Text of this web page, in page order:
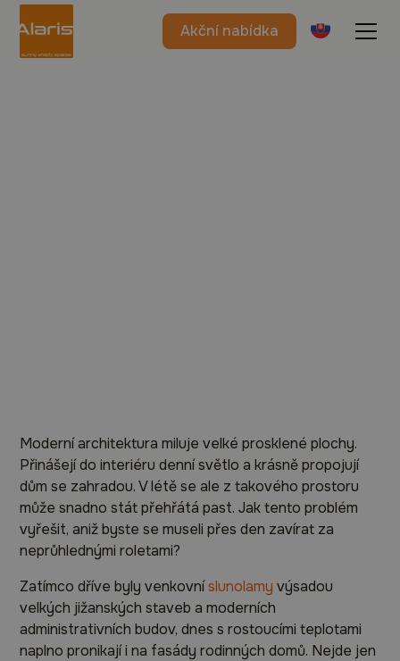
Akční nabídka
Moderní architektura miluje velké prosklené plochy.
Přinášejí do interiéru denní světlo a krásně propojují
dům se zahradou. V létě se ale z takového prostoru
může snadno stát přehřátá past. Jak tento problém
vyřešit, aniž byste se museli přes den zavírat za
neprůhlednými roletami?
Zatímco dříve byly venkovníslunolamy výsadou
velkých jižanských staveb a moderních
administrativních budov, dnes s rostoucími teplotami
naplno pronikají i na fasády rodinných domů. Nejde jen